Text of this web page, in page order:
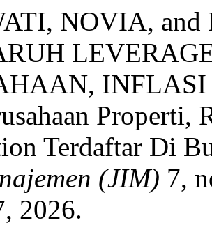
NOVIA,
Properti,
Terdaftar Di
(JIM) 7,
2026.